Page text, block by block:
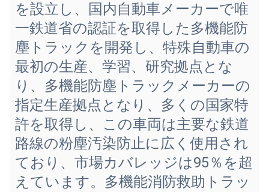
を設立し、国内自動車メーカーで唯
一鉄道省の認証を取得した多機能防
塵トラックを開発し、特殊自動車の
最初の生産、学習、研究拠点とな
り、多機能防塵トラックメーカーの
指定生産拠点となり、多くの国家特
許を取得し、この車両は主要な鉄道
路線の粉塵汚染防止に広く使用され
ており、市場カバレッジは95％を超
えています。多機能消防救助トラッ